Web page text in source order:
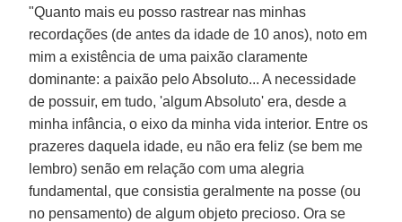
"Quanto mais eu posso rastrear nas minhas
recordações (de antes da idade de 10 anos), noto em
mim a existência de uma paixão claramente
dominante: a paixão pelo Absoluto... A necessidade
de possuir, em tudo, 'algum Absoluto' era, desde a
minha infância, o eixo da minha vida interior. Entre os
prazeres daquela idade, eu não era feliz (se bem me
lembro) senão em relação com uma alegria
fundamental, que consistia geralmente na posse (ou
no pensamento) de algum objeto precioso. Ora se